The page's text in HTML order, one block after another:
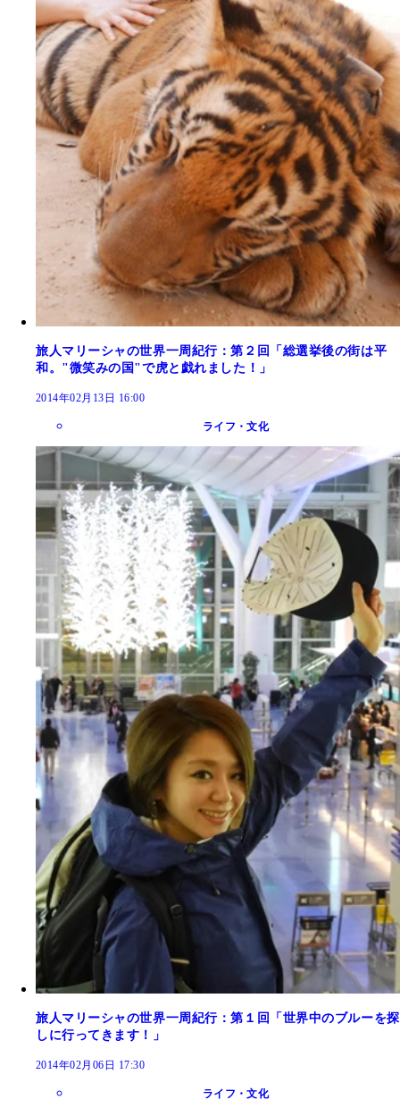
旅人マリーシャの世界一周紀行：第２回「総選挙後の街は平
和。"微笑みの国"で虎と戯れました！」
2014年02月13日 16:00
ライフ・文化
旅人マリーシャの世界一周紀行：第１回「世界中のブルーを探
しに行ってきます！」
2014年02月06日 17:30
ライフ・文化